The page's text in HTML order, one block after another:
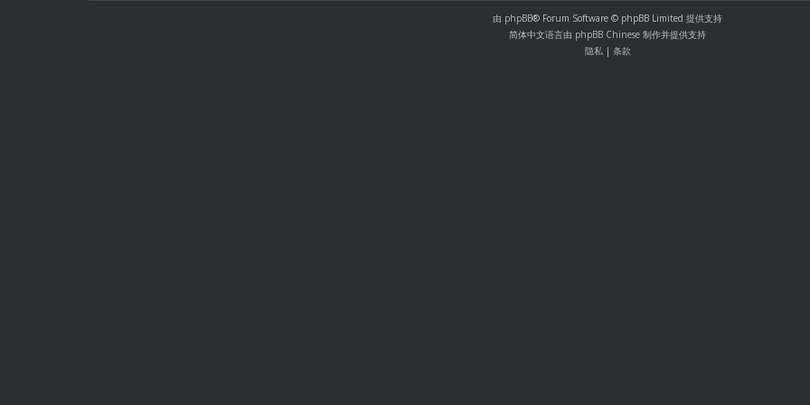
由 phpBB® Forum Software © phpBB Limited 提供支持
简体中文语言由 phpBB Chinese 制作并提供支持
隐私| 条款